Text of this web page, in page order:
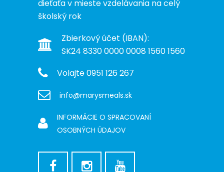
dieťaťa v mieste vzdelávania na celý
školský rok
Zbierkový účet (IBAN):
SK24 8330 0000 0008 1560 1560
Volajte 0951 126 267
info@marysmeals.sk
INFORMÁCIE O SPRACOVANÍ
OSOBNÝCH ÚDAJOV